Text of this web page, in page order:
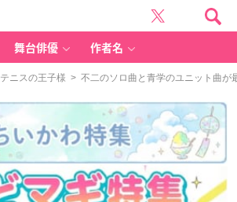
舞台俳優 作者名
テニスの王子様 > 不二のソロ曲と青学のユニット曲が